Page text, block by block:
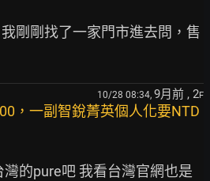
剛剛找了一家門市進去問，售
10/28 08:34, 9月前 , 2F
，一副智銳菁英個人化要NTD
的pure吧 我看台灣官網也是